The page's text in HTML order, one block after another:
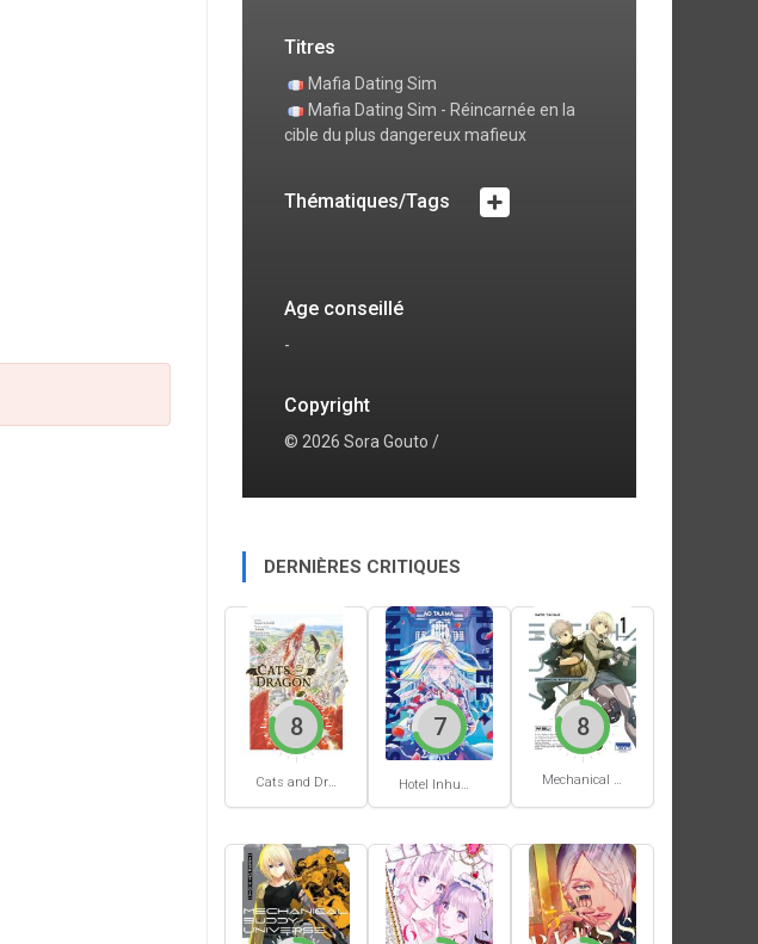
Titres
Mafia Dating Sim
Mafia Dating Sim - Réincarnée en la
cible du plus dangereux mafieux
Thématiques/Tags
Age conseillé
-
Copyright
© 2026 Sora Gouto /
DERNIÈRES CRITIQUES
Cats and Dragon #3
8 7
Mechanical Buddy Universe #1
8